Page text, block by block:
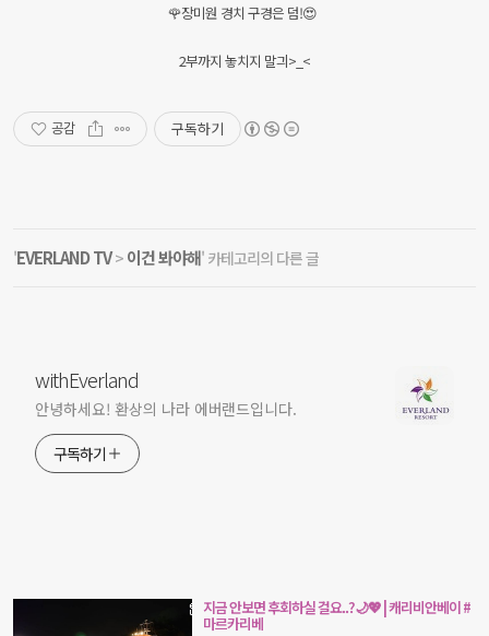
🌹장미원 경치 구경은 덤!😍
2부까지 놓치지 말긔>_<
공감 구독하기
'EVERLAND TV> 이건 봐야해' 카테고리의 다른 글
withEverland
안녕하세요! 환상의 나라 에버랜드입니다.
구독하기
지금 안보면 후회하실 걸요..?🌙💖 | 캐리비안베이 #
마르카리베